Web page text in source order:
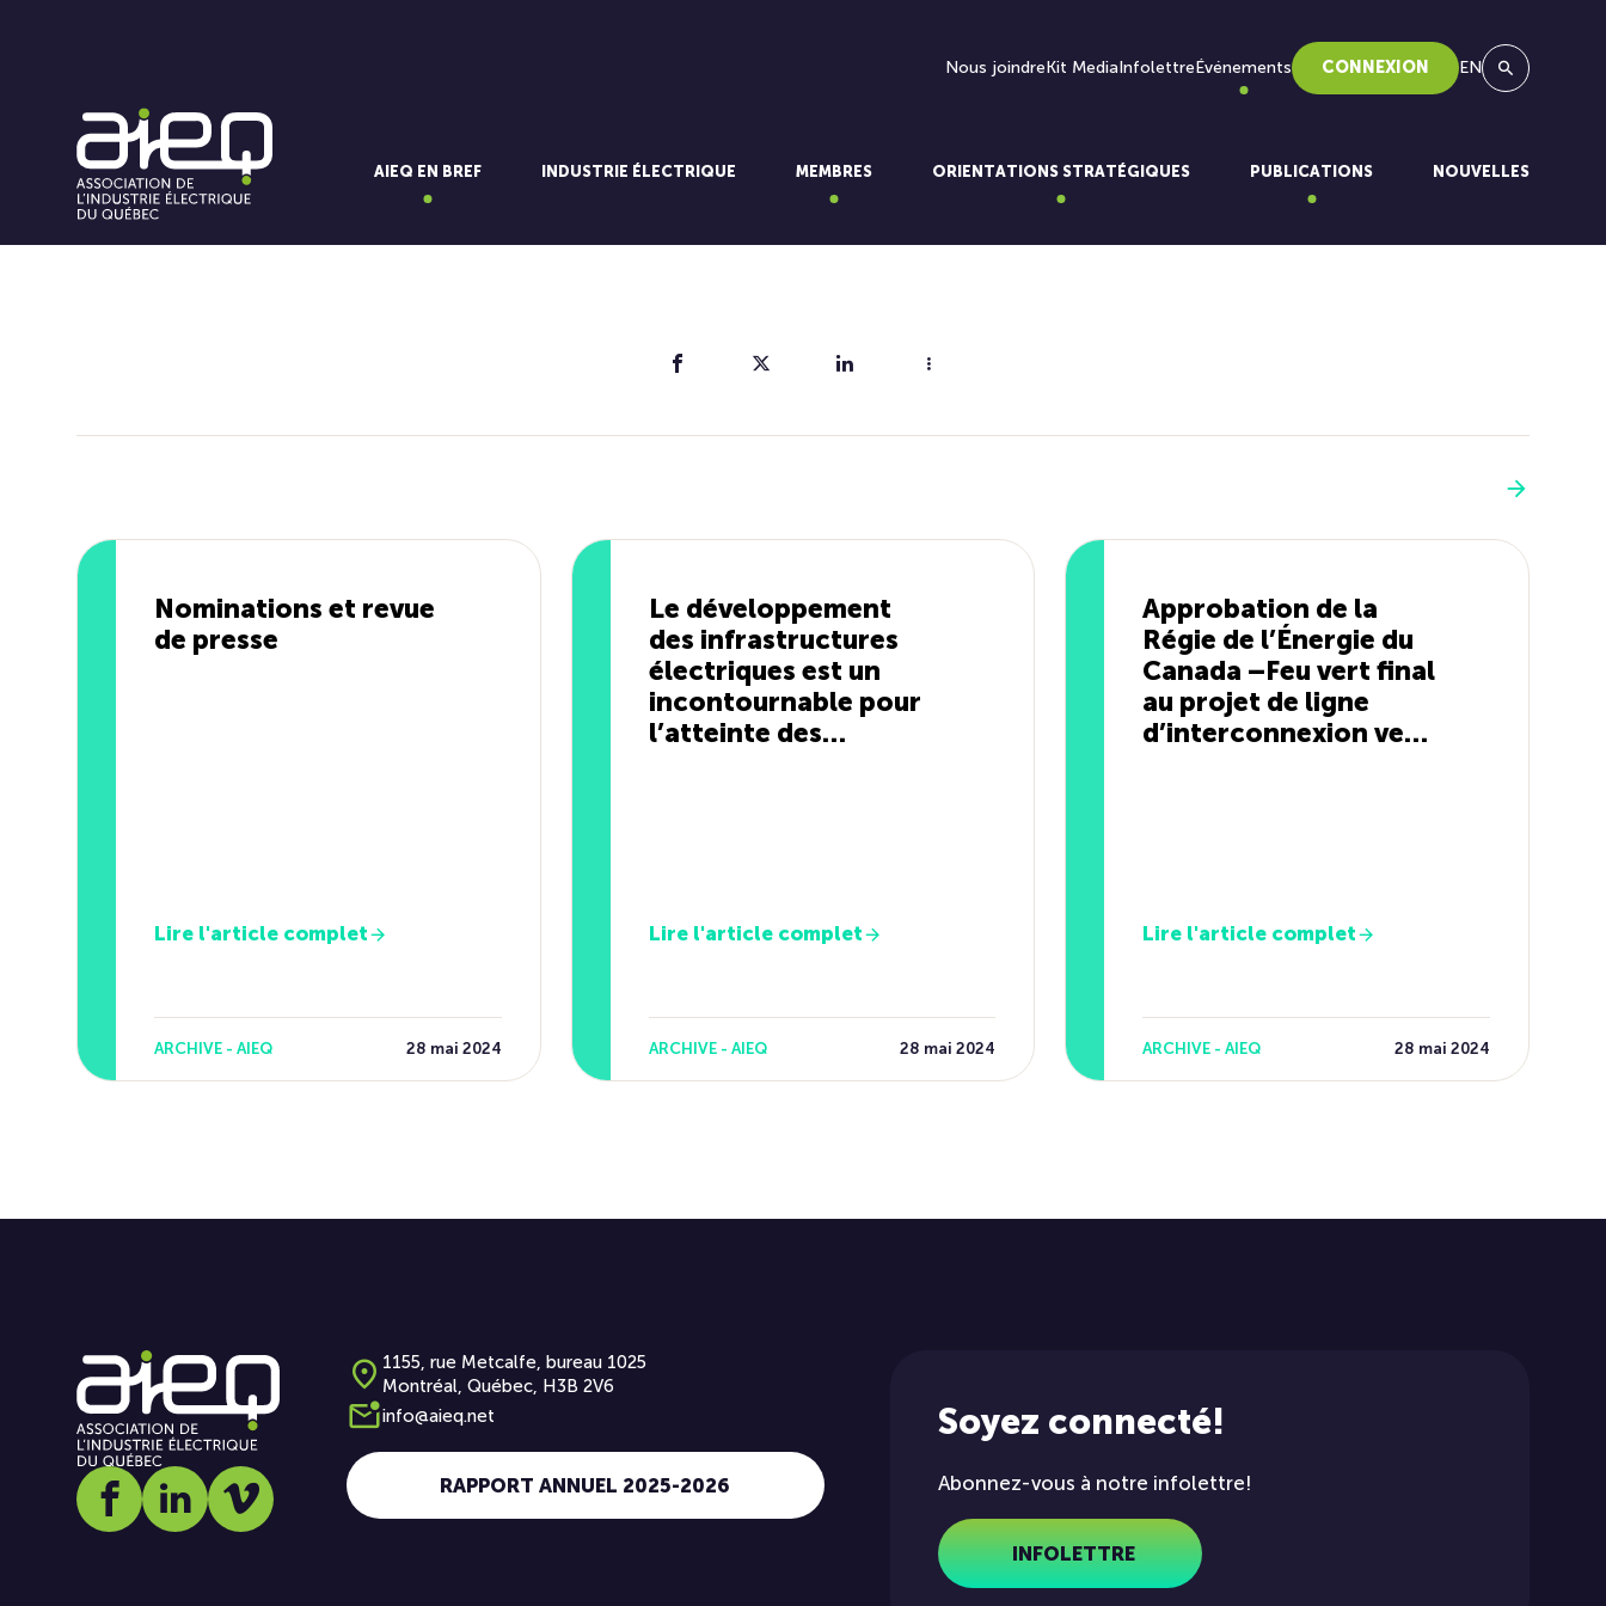
Nous joindreKit MediaInfolettreÉvénements CONNEXION EN
AIEQ EN BREF INDUSTRIE ÉLECTRIQUE MEMBRES ORIENTATIONS STRATÉGIQUES PUBLICATIONS NOUVELLES
Nominations et revue
de presse
Lire l'article complet
ARCHIVE - AIEQ 28 mai 2024
Le développement
des infrastructures
électriques est un
incontournable pour
l’atteinte des
Lire l'article complet
ARCHIVE - AIEQ 28 mai 2024
Approbation de la
Régie de l’Énergie du
Canada –Feu vert final
au projet de ligne
d’interconnexion vers
Lire l'article complet
ARCHIVE - AIEQ 28 mai 2024
Social media link icon-facebook
Social media link icon-linkedin
Social media link icon-vimeo
1155, rue Metcalfe, bureau 1025
Montréal, Québec, H3B 2V6
info@aieq.net
RAPPORT ANNUEL 2025-2026
Soyez connecté!
Abonnez-vous à notre infolettre!
INFOLETTRE